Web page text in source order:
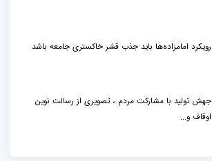
رویکرد امامزاده‌ها باید جذب قشر خاکستری جامعه باشد
جهش تولید با مشارکت مردم ، تصویری از رسالت نوین
اوقاف و...